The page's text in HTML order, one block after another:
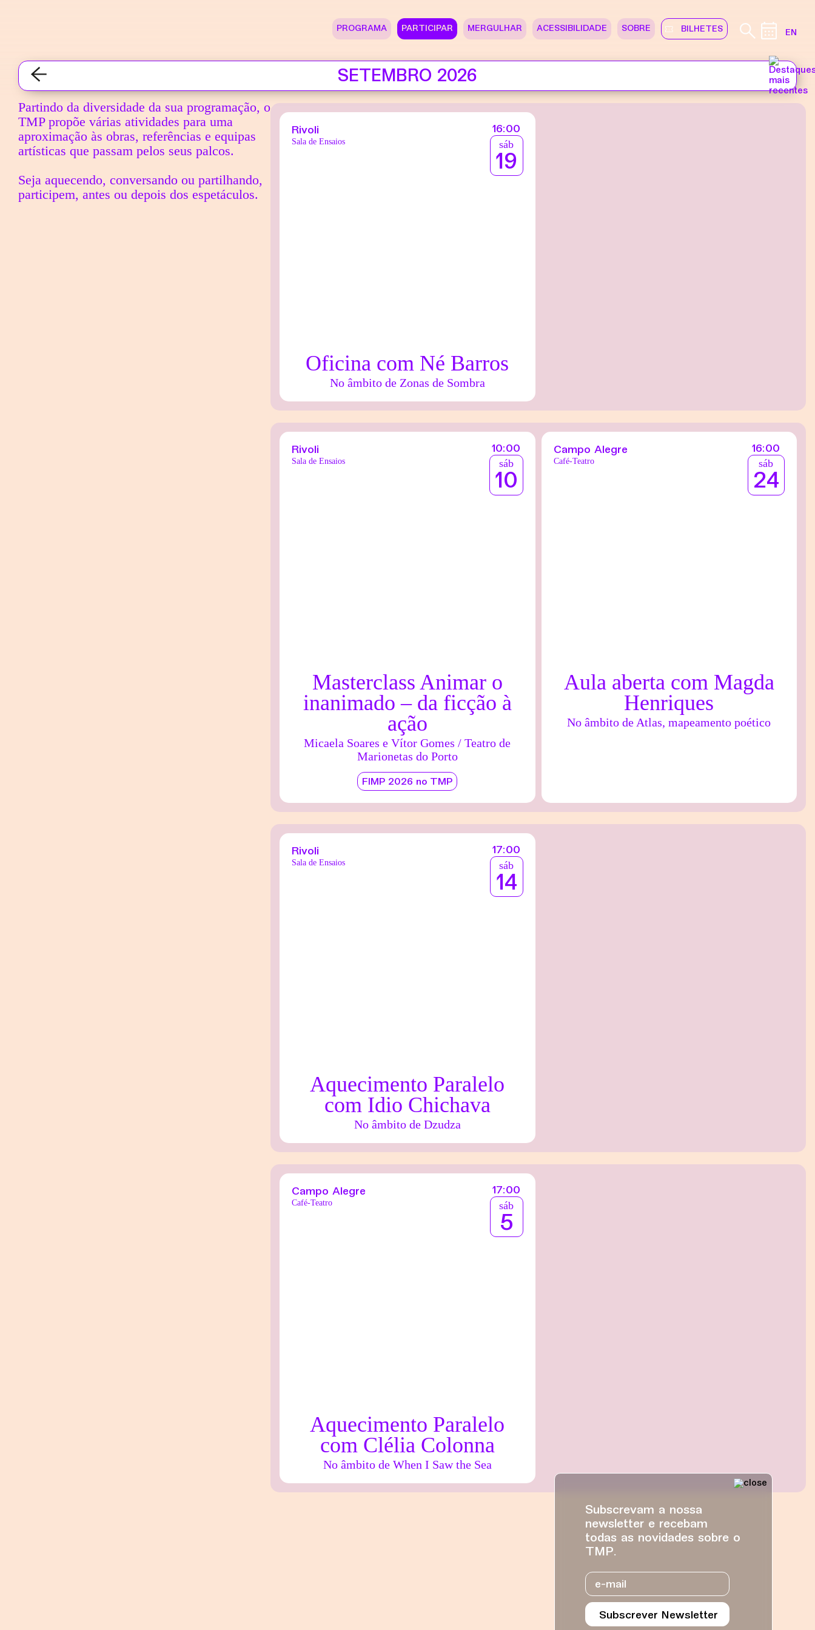
PROGRAMA PARTICIPAR MERGULHAR ACESSIBILIDADE SOBRE BILHETES EN
Participar
Partindo da diversidade da sua programação, o
TMP propõe várias atividades para uma
aproximação às obras, referências e equipas
artísticas que passam pelos seus palcos.
Seja aquecendo, conversando ou partilhando,
participem, antes ou depois dos espetáculos.
SETEMBRO 2026
Rivoli
Sala de Ensaios
16:00
sáb
19
Oficina com Né Barros
No âmbito de Zonas de Sombra
Rivoli
Sala de Ensaios
10:00
sáb
10
Masterclass Animar o
inanimado – da ficção à
ação
Micaela Soares e Vítor Gomes / Teatro de
Marionetas do Porto
FIMP 2026 no TMP
Campo Alegre
Café-Teatro
16:00
sáb
24
Aula aberta com Magda
Henriques
No âmbito de Atlas, mapeamento poético
Rivoli
Sala de Ensaios
17:00
sáb
14
Aquecimento Paralelo
com Idio Chichava
No âmbito de Dzudza
Campo Alegre
Café-Teatro
17:00
sáb
5
Aquecimento Paralelo
com Clélia Colonna
No âmbito de When I Saw the Sea
Subscrevam a nossa
newsletter e recebam
todas as novidades sobre o
TMP.
Email
Subscrever Newsletter